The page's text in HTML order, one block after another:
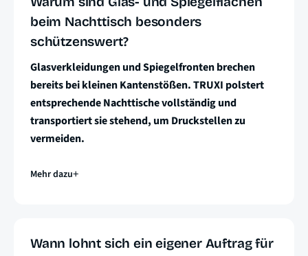
beim Nachttisch besonders
schützenswert?
Glasverkleidungen und Spiegelfronten brechen
bereits bei kleinen Kantenstößen. TRUXI polstert
entsprechende Nachttische vollständig und
transportiert sie stehend, um Druckstellen zu
vermeiden.
Mehr dazu
Wann lohnt sich ein eigener Auftrag für